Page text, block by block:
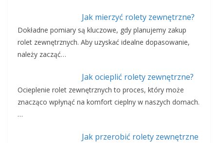
Jak mierzyć rolety zewnętrzne?
Dokładne pomiary są kluczowe, gdy planujemy zakup
rolet zewnętrznych. Aby uzyskać idealne dopasowanie,
należy zacząć…
Jak ocieplić rolety zewnętrzne?
Ocieplenie rolet zewnętrznych to proces, który może
znacząco wpłynąć na komfort cieplny w naszych domach.
…
Jak przerobić rolety zewnętrzne